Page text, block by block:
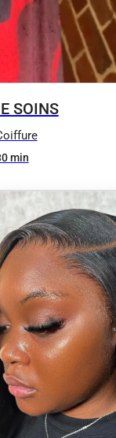
SOINS
min